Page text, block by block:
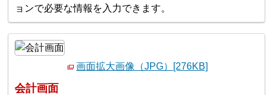
ョンで必要な情報を入力できます。
画面拡大画像（JPG）[276KB]
会計画面